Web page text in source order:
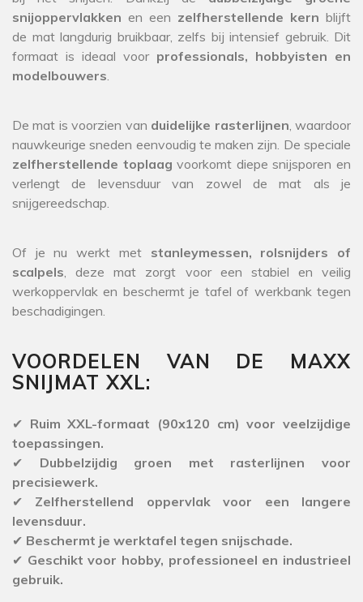
snijoppervlakken en een zelfherstellende kern blijft
de mat langdurig bruikbaar, zelfs bij intensief gebruik. Dit
formaat is ideaal voor professionals, hobbyisten en
modelbouwers
De mat is voorzien van duidelijke rasterlijnen , waardoor
nauwkeurige sneden eenvoudig te maken zijn. De speciale
zelfherstellende toplaag voorkomt diepe snijsporen en
verlengt de levensduur van zowel de mat als je
snijgereedschap.
Of je nu werkt met stanleymessen, rolsnijders of
scalpels , deze mat zorgt voor een stabiel en veilig
werkoppervlak en beschermt je tafel of werkbank tegen
beschadigingen.
VOORDELEN VAN DE MAXX
SNIJMAT XXL:
✔ Ruim XXL-formaat (90x120 cm) voor veelzijdige
toepassingen.
✔ Dubbelzijdig groen met rasterlijnen voor
precisiewerk.
✔ Zelfherstellend oppervlak voor een langere
levensduur.
✔ Beschermt je werktafel tegen snijschade.
✔ Geschikt voor hobby, professioneel en industrieel
gebruik.